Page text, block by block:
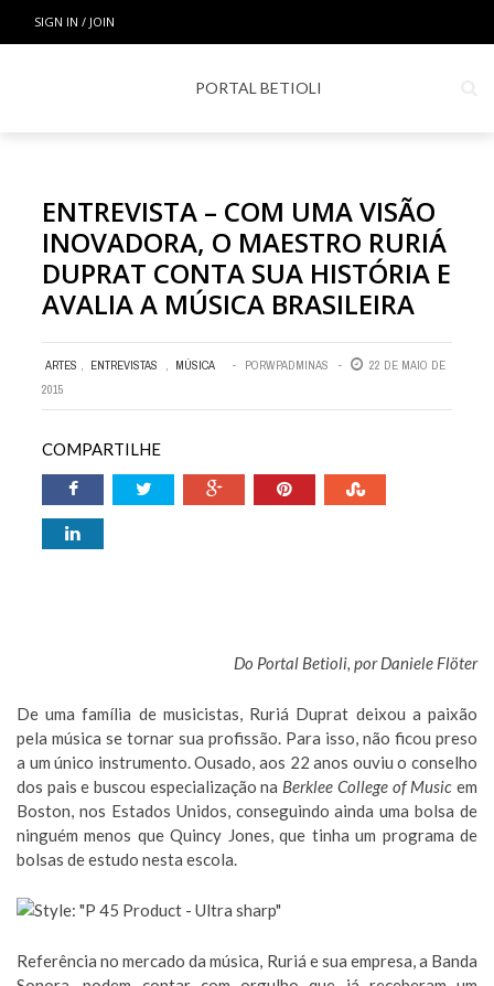
SIGN IN / JOIN
PORTAL BETIOLI
ENTREVISTA – COM UMA VISÃO
INOVADORA, O MAESTRO RURIÁ
DUPRAT CONTA SUA HISTÓRIA E
AVALIA A MÚSICA BRASILEIRA
ARTES , ENTREVISTAS , MÚSICA PORWPADMINAS
22 DE MAIO DE
2015
COMPARTILHE
Do Portal Betioli, por Daniele Flöter
De uma família de musicistas, Ruriá Duprat deixou a paixão
pela música se tornar sua profissão. Para isso, não ficou preso
a um único instrumento. Ousado, aos 22 anos ouviu o conselho
dos pais e buscou especialização na Berklee College of Music em
Boston, nos Estados Unidos, conseguindo ainda uma bolsa de
ninguém menos que Quincy Jones, que tinha um programa de
bolsas de estudo nesta escola.
Referência no mercado da música, Ruriá e sua empresa, a Banda